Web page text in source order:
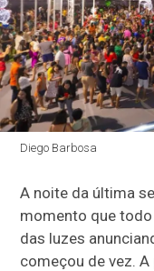
Diego Barbosa
A noite da última
momento que
das luzes
começou de vez.